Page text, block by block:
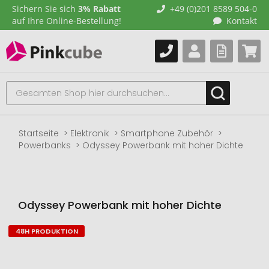
Sichern Sie sich 3% Rabatt
auf Ihre Online-Bestellung!
+49 (0)201 8589 504-0
Kontakt
Startseite Elektronik
Smartphone Zubehör
Powerbanks
Odyssey Powerbank mit hoher Dichte
Odyssey Powerbank mit hoher Dichte
Zum
48H PRODUKTION